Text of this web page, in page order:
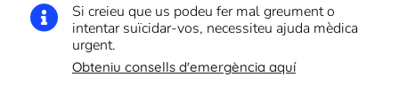

Si creieu que us podeu fer mal greument o
intentar suïcidar-vos, necessiteu ajuda mèdica
urgent.
Obteniu consells d'emergència aquí